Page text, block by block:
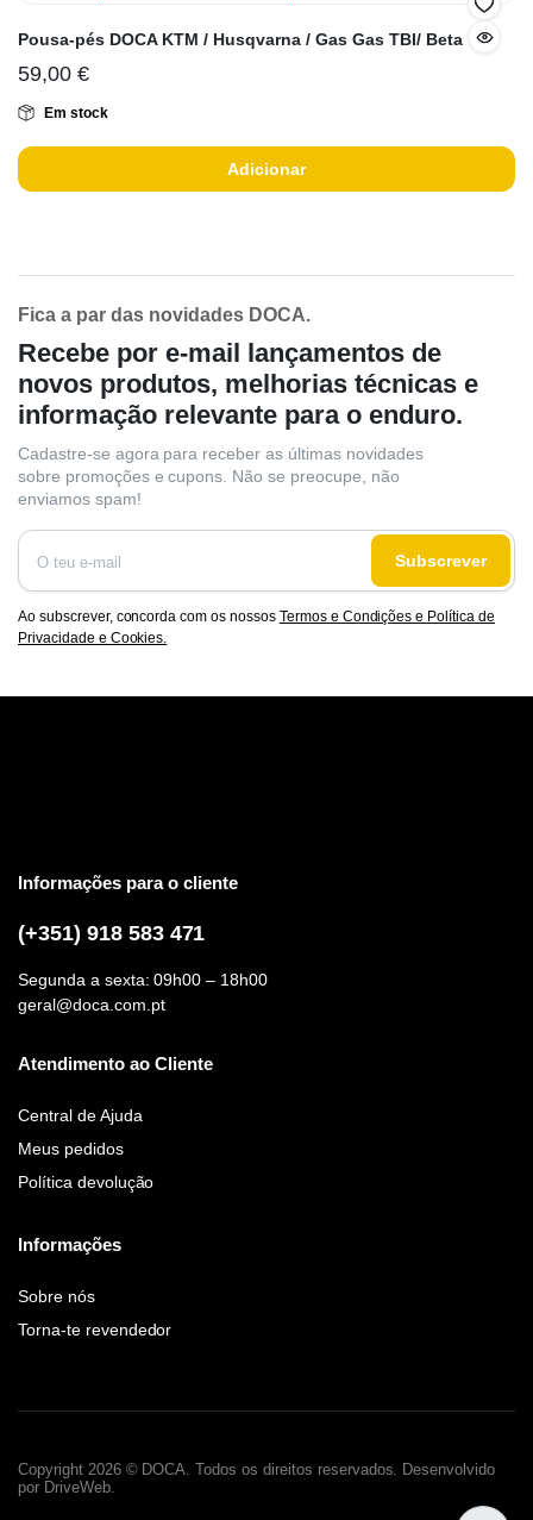
Pousa-pés DOCA KTM / Husqvarna / Gas Gas TBI/ Beta
59,00 €
Em stock
Adicionar
Fica a par das novidades DOCA.
Recebe por e-mail lançamentos de
novos produtos, melhorias técnicas e
informação relevante para o enduro.
Cadastre-se agora para receber as últimas novidades
sobre promoções e cupons. Não se preocupe, não
enviamos spam!
Subscrever
Ao subscrever, concorda com os nossos Termos e Condições e Política de
Privacidade e Cookies.
Informações para o cliente
(+351) 918 583 471
Segunda a sexta: 09h00 – 18h00
geral@doca.com.pt
Atendimento ao Cliente
Central de Ajuda
Meus pedidos
Política devolução
Informações
Sobre nós
Torna-te revendedor
Copyright 2026 © DOCA. Todos os direitos reservados. Desenvolvido
por DriveWeb.